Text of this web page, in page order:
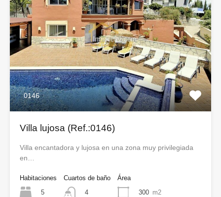
0146
Villa lujosa (Ref.:0146)
Villa encantadora y lujosa en una zona muy privilegiada
en…
Habitaciones
5
Cuartos de baño
4
Área
300 m2